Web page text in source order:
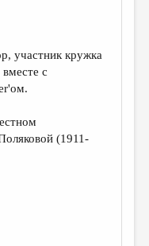
участник кружка
с
(1911-